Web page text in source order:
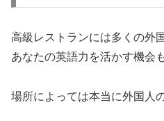
高級レストランには多くの外
あなたの英語力を活かす機会
場所によっては本当に外国人